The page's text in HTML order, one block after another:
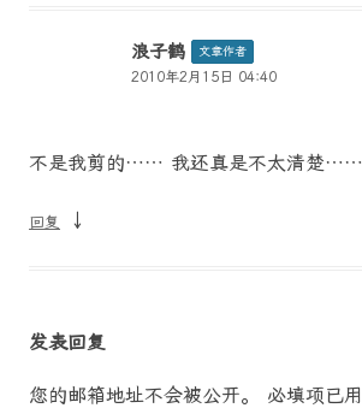
浪子鹤 文章作者
2010年2月15日 04:40
不是我剪的…… 我还真是不太清楚……
回复 ↓
发表回复
您的邮箱地址不会被公开。 必填项已用